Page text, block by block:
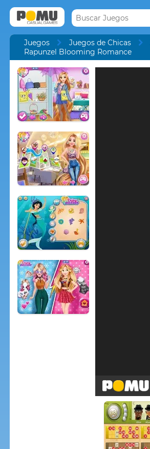
Juegos Juegos de Chicas
Rapunzel Blooming Romance